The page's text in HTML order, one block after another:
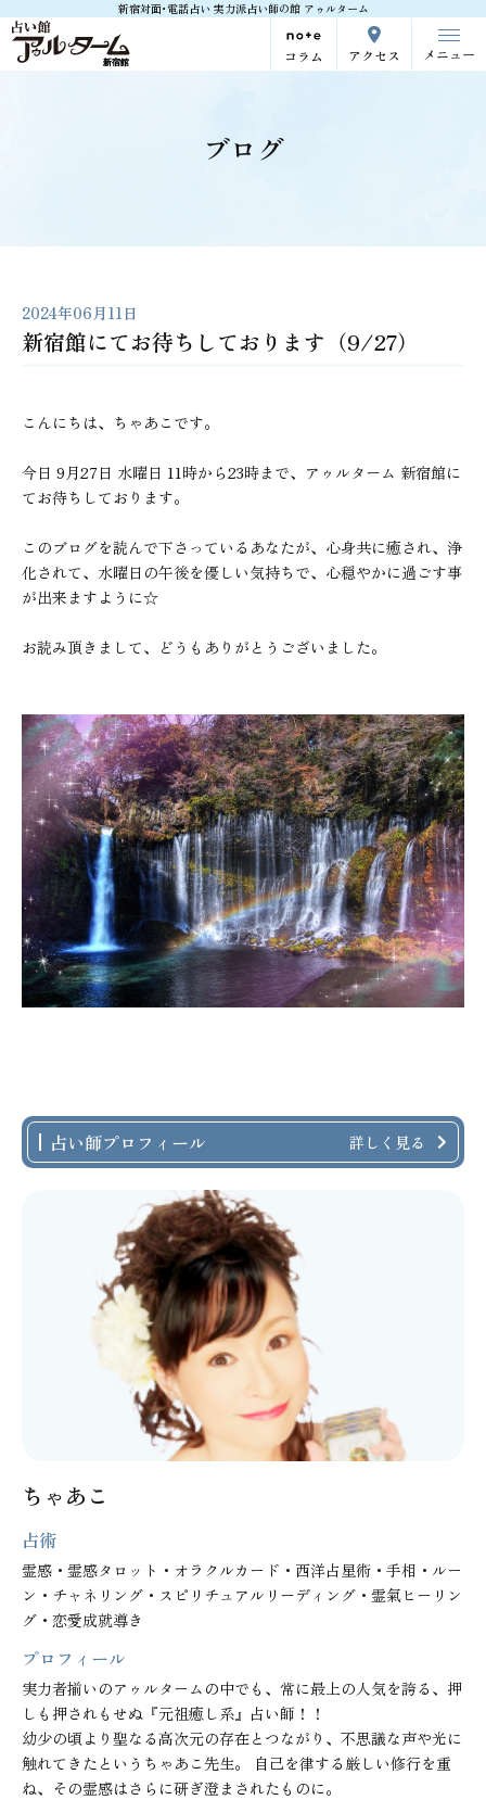
新宿対面･電話占い 実力派占い師の館 アゥルターム
コラム アクセス メニュー
ブログ
2024年06月11日
新宿館にてお待ちしております（9/27）
こんにちは、ちゃあこです。
今日 9月27日 水曜日 11時から23時まで、アゥルターム 新宿館に
てお待ちしております。
このブログを読んで下さっているあなたが、心身共に癒され、浄
化されて、水曜日の午後を優しい気持ちで、心穏やかに過ごす事
が出来ますように☆
お読み頂きまして、どうもありがとうございました。
占い師プロフィール 詳しく見る
ちゃあこ
占術
霊感・霊感タロット・オラクルカード・西洋占星術・手相・ルー
ン・チャネリング・スピリチュアルリーディング・霊氣ヒーリン
グ・恋愛成就導き
プロフィール
実力者揃いのアゥルタームの中でも、常に最上の人気を誇る、押
しも押されもせぬ『元祖癒し系』占い師！！
幼少の頃より聖なる高次元の存在とつながり、不思議な声や光に
触れてきたというちゃあこ先生。 自己を律する厳しい修行を重
ね、その霊感はさらに研ぎ澄まされたものに。